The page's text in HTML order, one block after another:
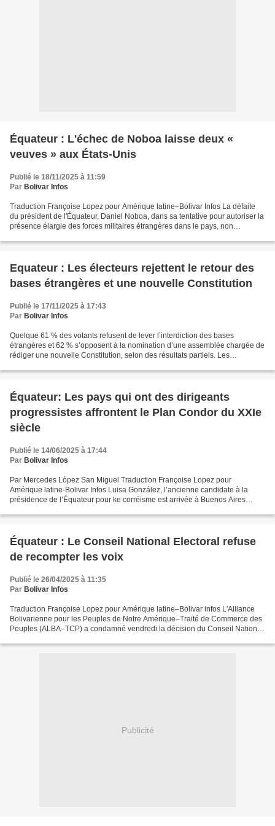
Équateur : L'échec de Noboa laisse deux «
veuves » aux États-Unis
Publié le 18/11/2025 à 11:59
Par Bolivar Infos
Traduction Françoise Lopez pour Amérique latine–Bolivar Infos La défaite
du président de l'Équateur, Daniel Noboa, dans sa tentative pour autoriser la
présence élargie des forces militaires étrangères dans le pays, non
Equateur : Les électeurs rejettent le retour des
bases étrangères et une nouvelle Constitution
Publié le 17/11/2025 à 17:43
Par Bolivar Infos
Quelque 61 % des votants refusent de lever l’interdiction des bases
étrangères et 62 % s’opposent à la nomination d’une assemblée chargée de
rédiger une nouvelle Constitution, selon des résultats partiels. Les
Équateur: Les pays qui ont des dirigeants
progressistes affrontent le Plan Condor du XXIe
siècle
Publié le 14/06/2025 à 17:44
Par Bolivar Infos
Par Mercedes Lòpez San Miguel Traduction Françoise Lopez pour
Amérique latine-Bolivar Infos Luisa González, l’ancienne candidate à la
présidence de l’Équateur pour ke corréisme est arrivée à Buenos Aires
Équateur : Le Conseil National Electoral refuse
de recompter les voix
Publié le 26/04/2025 à 11:35
Par Bolivar Infos
Traduction Françoise Lopez pour Amérique latine–Bolivar infos L'Alliance
Bolivarienne pour les Peuples de Notre Amérique–Traité de Commerce des
Peuples (ALBA–TCP) a condamné vendredi la décision du Conseil National
Publicité